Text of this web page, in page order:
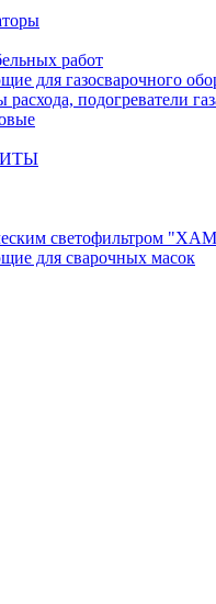
работ
для газосварочного
подогреватели
светофильтром
для сварочных масок